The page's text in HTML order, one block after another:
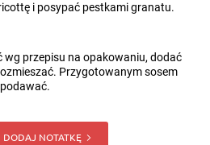
i posypać pestkami granatu.
wg przepisu na opakowaniu, dodać
Przygotowanym sosem
DODAJ NOTATKĘ